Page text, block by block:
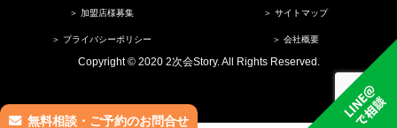
無料相談・ご予約のお問合せ
＞ 加盟店様募集 ＞ サイトマップ
＞ プライバシーポリシー ＞ 会社概要
Copyright © 2020 2次会Story. All Rights Reserved.